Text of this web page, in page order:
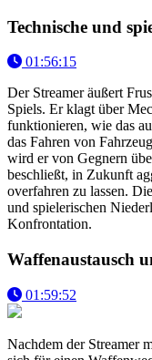
Technische und
01:56:15
Der Streamer äußert
Spiels. Er klagt über
funktionieren, wie das
das Fahren von
wird er von Gegnern
beschließt, in Zukunft
overfahren zu lassen.
und spielerischen
Konfrontation.
Waffenaustausch
01:59:52
Nachdem der Streamer